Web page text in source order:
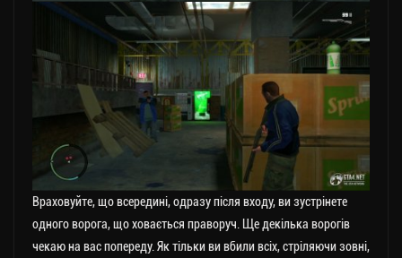
Враховуйте, що всередині, одразу після входу, ви зустрінете
одного ворога, що ховається праворуч. Ще декілька ворогів
чекаю на вас попереду. Як тільки ви вбили всіх, стріляючи зовні,